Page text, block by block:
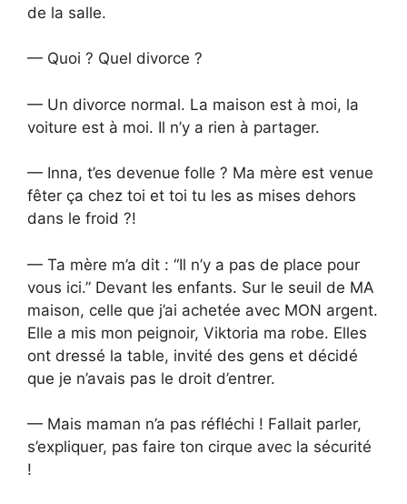
de la salle.
— Quoi ? Quel divorce ?
— Un divorce normal. La maison est à moi, la
voiture est à moi. Il n’y a rien à partager.
— Inna, t’es devenue folle ? Ma mère est venue
fêter ça chez toi et toi tu les as mises dehors
dans le froid ?!
— Ta mère m’a dit : “Il n’y a pas de place pour
vous ici.” Devant les enfants. Sur le seuil de MA
maison, celle que j’ai achetée avec MON argent.
Elle a mis mon peignoir, Viktoria ma robe. Elles
ont dressé la table, invité des gens et décidé
que je n’avais pas le droit d’entrer.
— Mais maman n’a pas réfléchi ! Fallait parler,
s’expliquer, pas faire ton cirque avec la sécurité
!